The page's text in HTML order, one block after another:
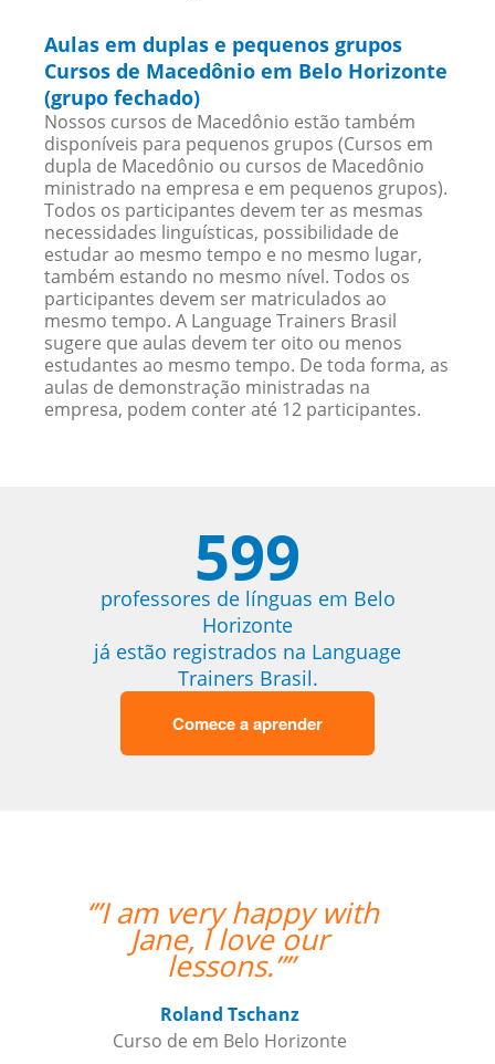
Aulas em duplas e pequenos grupos
Cursos de Macedônio em Belo Horizonte
(grupo fechado)
Nossos cursos de Macedônio estão também
disponíveis para pequenos grupos (Cursos em
dupla de Macedônio ou cursos de Macedônio
ministrado na empresa e em pequenos grupos).
Todos os participantes devem ter as mesmas
necessidades linguísticas, possibilidade de
estudar ao mesmo tempo e no mesmo lugar,
também estando no mesmo nível. Todos os
participantes devem ser matriculados ao
mesmo tempo. A Language Trainers Brasil
sugere que aulas devem ter oito ou menos
estudantes ao mesmo tempo. De toda forma, as
aulas de demonstração ministradas na
empresa, podem conter até 12 participantes.
599
professores de línguas em Belo
Horizonte
já estão registrados na Language
Trainers Brasil.
Comece a aprender
“”Working with Jane
was fantastic. ””
Curso de Português em Belo
Horizonte